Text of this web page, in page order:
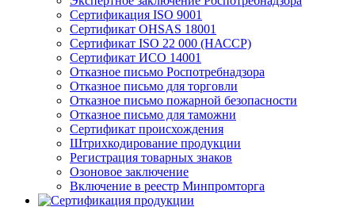
Сертификация ISO 9001
Сертификат OHSAS 18001
Сертификат ISO 22 000 (НАССР)
Сертификат ИСО 14001
Отказное письмо Роспотребнадзора
Отказное письмо для торговли
Отказное письмо пожарной безопасности
Отказное письмо для таможни
Сертификат происхождения
Штрихкодирование продукции
Регистрация товарных знаков
Озоновое заключение
Включение в реестр Минпромторга